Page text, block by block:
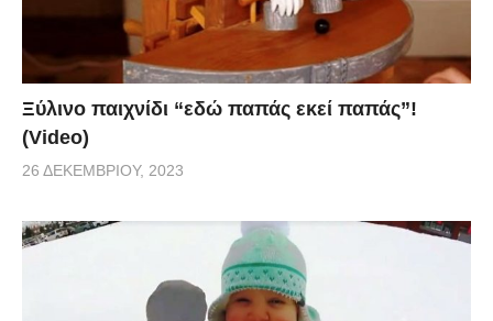
Ξύλινο παιχνίδι “εδώ παπάς εκεί παπάς”!
(Video)
26 ΔΕΚΕΜΒΡΊΟΥ, 2023